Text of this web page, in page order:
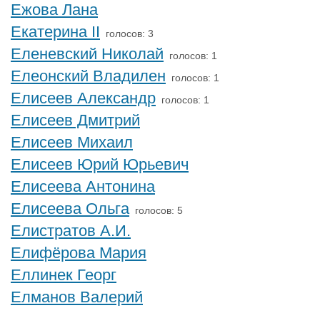
Ежова Лана
Екатерина II
голосов: 3
Еленевский Николай голосов: 1
Елеонский Владилен голосов: 1
Елисеев Александр голосов: 1
Елисеев Дмитрий
Елисеев Михаил
Елисеев Юрий Юрьевич
Елисеева Антонина
Елисеева Ольга голосов: 5
Елистратов А.И.
Елифёрова Мария
Еллинек Георг
Елманов Валерий